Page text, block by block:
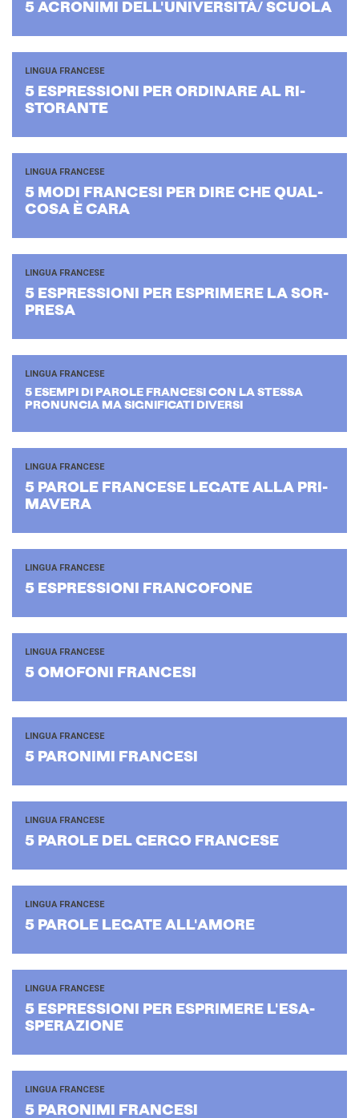
5 ACRO­NI­MI DEL­L'U­NI­VER­SITÀ/ SCUO­LA
LINGUA FRANCESE
5 ESPRES­SIO­NI PER OR­DI­NA­RE AL RI­
STO­RAN­TE
LINGUA FRANCESE
5 MODI FRAN­CE­SI PER DIRE CHE QUAL­
CO­SA È CARA
LINGUA FRANCESE
5 ESPRES­SIO­NI PER ESPRI­ME­RE LA SOR­
PRE­SA
LINGUA FRANCESE
5 ESEM­PI DI PA­RO­LE FRAN­CE­SI CON LA STES­SA
PRO­NUN­CIA MA SI­GNI­FI­CA­TI DI­VER­SI
LINGUA FRANCESE
5 PA­RO­LE FRAN­CE­SE LE­GA­TE ALLA PRI­
MA­VE­RA
LINGUA FRANCESE
5 ESPRES­SIO­NI FRAN­CO­FO­NE
LINGUA FRANCESE
5 OMO­FO­NI FRAN­CE­SI
LINGUA FRANCESE
5 PA­RO­NI­MI FRAN­CE­SI
LINGUA FRANCESE
5 PA­RO­LE DEL GERGO FRAN­CE­SE
LINGUA FRANCESE
5 PA­RO­LE LE­GA­TE AL­L'A­MO­RE
LINGUA FRANCESE
5 ESPRES­SIO­NI PER ESPRI­ME­RE L'E­SA­
SPE­RA­ZIO­NE
LINGUA FRANCESE
5 PA­RO­NI­MI FRAN­CE­SI